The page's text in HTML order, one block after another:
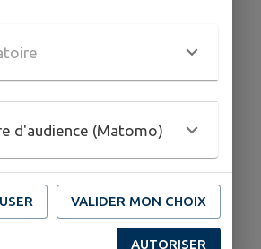
d'audience (Matomo)
VALIDER MON CHOIX
AUTORISER